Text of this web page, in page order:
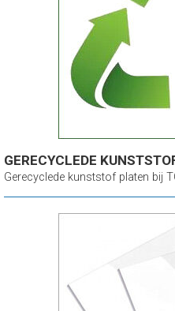
GERECYCLEDE
Gerecyclede kunststof platen bij